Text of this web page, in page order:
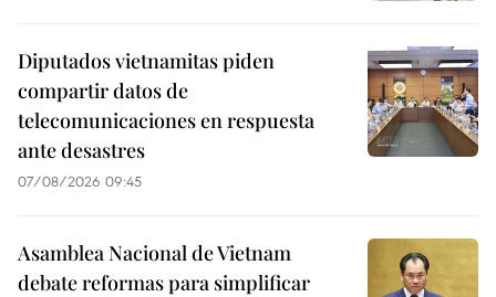
Diputados vietnamitas piden
compartir datos de
telecomunicaciones en respuesta
ante desastres
07/08/2026 09:45
Asamblea Nacional de Vietnam
debate reformas para simplificar